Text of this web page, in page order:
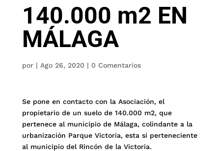
140.000 m2 EN
MÁLAGA
por | Ago 26, 2020 | 0 Comentarios
Se pone en contacto con la Asociación, el
propietario de un suelo de 140.000 m2, que
pertenece al municipio de Málaga, colindante a la
urbanización Parque Victoria, esta sí perteneciente
al municipio del Rincón de la Victoria.